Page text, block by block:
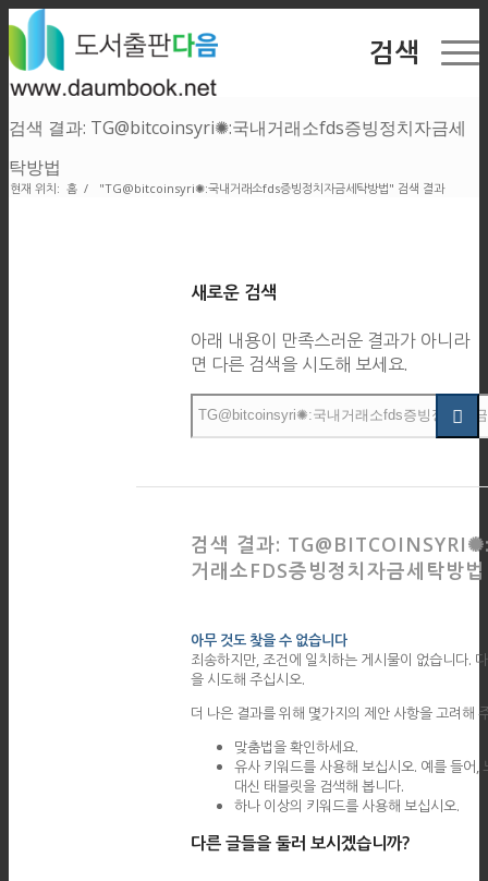
검색
검색 결과: TG@bitcoinsyri✺:국내거래소fds증빙정치자금세
탁방법
현재 위치: 홈 / "TG@bitcoinsyri✺:국내거래소fds증빙정치자금세탁방법" 검색 결과
새로운 검색
아래 내용이 만족스러운 결과가 아니라
면 다른 검색을 시도해 보세요.
검색 결과:
거래소FDS증빙정치자금세탁방법
아무 것도 찾을 수 없습니다
죄송하지만, 조건에 일치하는 게시물이 없습니다.
을 시도해 주십시오.
더 나은 결과를 위해 몇가지의 제안 사항을 고려해
맞춤법을 확인하세요.
유사 키워드를 사용해 보십시오. 예를 들어,
대신 태블릿을 검색해 봅니다.
하나 이상의 키워드를 사용해 보십시오.
다른 글들을 둘러 보시겠습니까?